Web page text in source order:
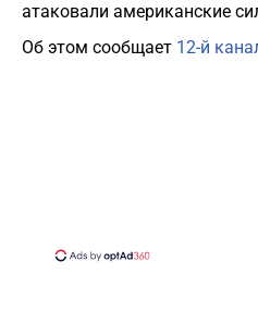
атаковали американские
Об этом сообщает 12-й